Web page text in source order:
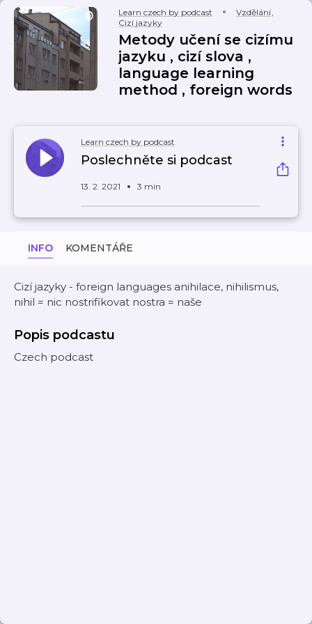
Learn czech by podcast Vzdělání,
Cizí jazyky
Metody učení se cizímu
jazyku , cizí slova ,
language learning
method , foreign words
Learn czech by podcast
Poslechněte si podcast
13. 2. 2021 3 min
INFO KOMENTÁŘE
Cizí jazyky - foreign languages anihilace, nihilismus,
nihil = nic nostrifikovat nostra = naše
Popis podcastu
Czech podcast